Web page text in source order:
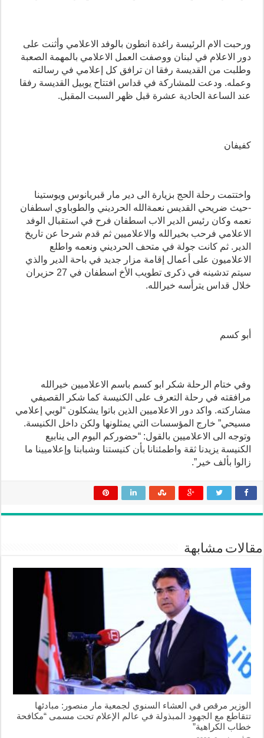
ورحبت الام الرئيسة راغدة انطون بالوفد الاعلامي وأثنت على
دور الاعلام في لبنان ووصفت العمل الاعلامي بالمهمة الصعبة
وطلبت من القديسة رفقا ان ترافق كل إعلامي في رسالته
وعمله. ودعت للمشاركة في قداس افتتاح يوبيل القديسة رفقا
عند الساعة الحادية عشرة قبل ظهر السبت المقبل.
كفيفان
واختتمت رحلة الحج بزيارة الى دير مار قبريانوس ويوستينا
-حيث ضريحي القديس نعمةالله الحرديني والطوباوي اسطفان
نعمه وكان رئيس الدير الاب اسطفان فرح في استقبال الوفد
الاعلامي فرحب بخيرالله والاعلاميين ثم قدم شرحا عن تاريخ
الدير. ثم كانت جولة في متحف الحرديني ونعمه واطلع
الاعلاميون على أعمال إقامة مزار جديد في باحة الدير والذي
سيتم تدشينه في ذكرى تطويب الأخ اسطفان في 27 حزيران
خلال قداس يترأسه خيرالله.
أبو كسم
وفي ختام الرحلة شكر ابو كسم باسم الاعلاميين خيرالله
مرافقته في رحلة التعرف على الكنيسة كما شكر القصيفي
مشاركته. واكد دور الاعلاميين الذين باتوا يشكلون “لوبي إعلامي
مسيحي” خارج المؤسسات التي يمثلونها ولكن داخل الكنيسة.
وتوجه الى الاعلاميين بالقول: “حضوركم اليوم الى ينابيع
الكنيسة يزيدنا ثقة واطمئنانا بأن كنيستنا وشبابنا وإعلاميينا ما
زالوا بألف خير”.
مقالات مشابهة
الوزير مرقص في العشاء السنوي لجمعية مار منصور: مبادئها
تتقاطع مع الجهود المبذولة في عالم الإعلام تحت مسمى “مكافحة
خطاب الكراهية”